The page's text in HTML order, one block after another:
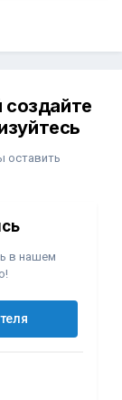
оставить
в нашем